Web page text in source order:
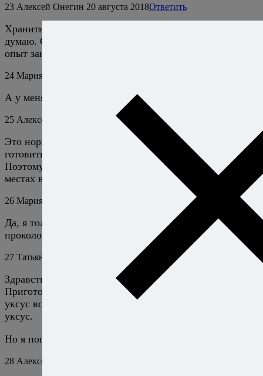
23 Алексей Онегин 20 августа 2018Ответить
Хранить в стерилизованной банке в холодильнике,
думаю. Сам такими вещами не занимаюсь, у кого есть
опыт закруток — те лучше меня в этом понимают.
24 Мария
А у меня один баклажан взорвался в духовке!)))
25 Алексей Онегин 23 августа 2018 Ответить
Это нормально. Кажется, это происходит реже, если
готовить на гриле, часто поворачивая, в духовке чаще.
Поэтому я обычно накалываю баклажан в нескольких
местах вилкой, чтобы было куда уходить пару.
26 Мария
Да, я только после вспомнила, что надо было
проколоть)
27 Татьяна Ответить
Здравствуйте.
Приготовила — понимаю, что должно быть вкусно, но
уксус всё перебил. Ешь и чувствуешь один только
уксус.
Но я попробую ещё раз с нужной поправкой.
28 Алексей Онегин